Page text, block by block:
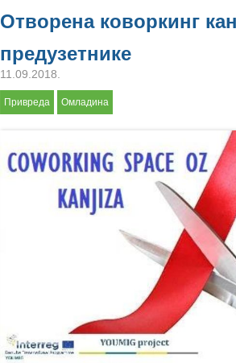
Отворена коворкинг
предузетнике
11.09.2018.
Привреда Омладина